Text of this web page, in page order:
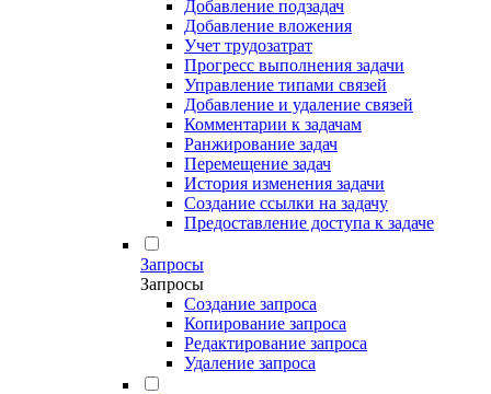
Добавление подзадач
Добавление вложения
Учет трудозатрат
Прогресс выполнения задачи
Управление типами связей
Добавление и удаление связей
Комментарии к задачам
Ранжирование задач
Перемещение задач
История изменения задачи
Создание ссылки на задачу
Предоставление доступа к задаче
Запросы
Запросы
Создание запроса
Копирование запроса
Редактирование запроса
Удаление запроса